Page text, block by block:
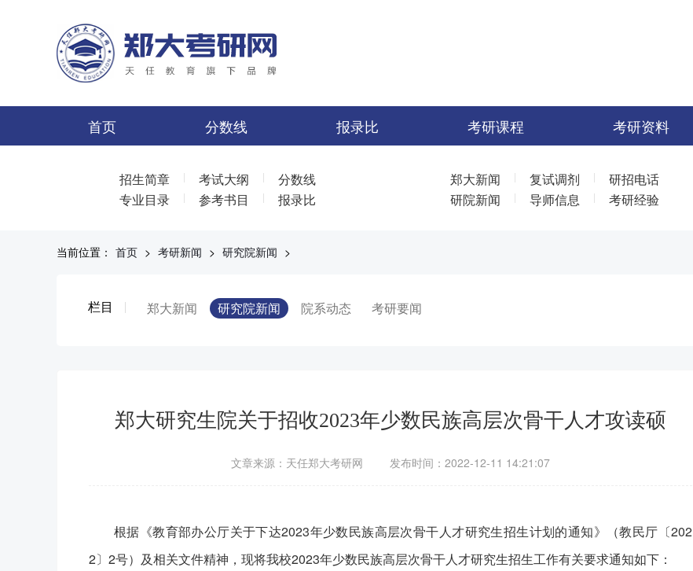
首页 分数线 报录比 考研课程 考研资料
招生简章 | 考试大纲 |
分数线
专业目录
| 参考书目 | 报录比
郑大新闻 | 复试调剂 |
研招电话
研院新闻
| 导师信息 | 考研经验
当前位置： 首页 > 考研新闻 > 研究院新闻 >
栏目 郑大新闻 研究院新闻 院系动态 考研要闻
郑大研究生院关于招收2023年少数民族高层次骨干人才攻读硕
文章来源：天任郑大考研网 发布时间：2022-12-11 14:21:07
根据《教育部办公厅关于下达2023年少数民族高层次骨干人才研究生招生计划的通知》（教民厅〔202
2〕2号）及相关文件精神，现将我校2023年少数民族高层次骨干人才研究生招生工作有关要求通知如下：